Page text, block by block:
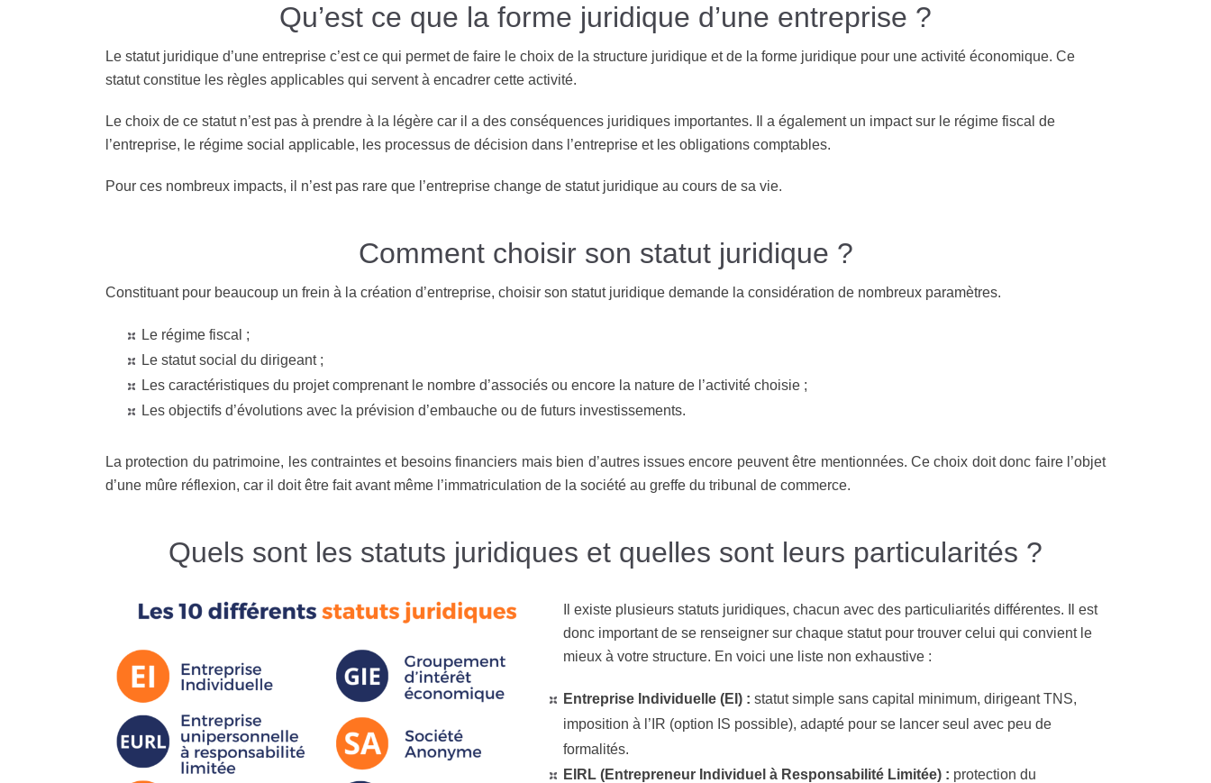
Qu’est ce que la forme juridique d’une entreprise ?
Le statut juridique d’une entreprise c’est ce qui permet de faire le choix de la structure juridique et de la forme juridique pour une activité économique. Ce
statut constitue les règles applicables qui servent à encadrer cette activité.
Le choix de ce statut n’est pas à prendre à la légère car il a des conséquences juridiques importantes. Il a également un impact sur le régime fiscal de
l’entreprise, le régime social applicable, les processus de décision dans l’entreprise et les obligations comptables.
Pour ces nombreux impacts, il n’est pas rare que l’entreprise change de statut juridique au cours de sa vie.
Comment choisir son statut juridique ?
Constituant pour beaucoup un frein à la création d’entreprise, choisir son statut juridique demande la considération de nombreux paramètres.
Le régime fiscal ;
Le statut social du dirigeant ;
Les caractéristiques du projet comprenant le nombre d’associés ou encore la nature de l’activité choisie ;
Les objectifs d’évolutions avec la prévision d’embauche ou de futurs investissements.
La protection du patrimoine, les contraintes et besoins financiers mais bien d’autres issues encore peuvent être mentionnées. Ce choix doit donc faire l’objet
d’une mûre réflexion, car il doit être fait avant même l’immatriculation de la société au greffe du tribunal de commerce.
Quels sont les statuts juridiques et quelles sont leurs particularités ?
Il existe plusieurs statuts juridiques, chacun avec des particuliarités différentes. Il est
donc important de se renseigner sur chaque statut pour trouver celui qui convient le
mieux à votre structure. En voici une liste non exhaustive :
Entreprise Individuelle (EI) : statut simple sans capital minimum, dirigeant TNS,
imposition à l’IR (option IS possible), adapté pour se lancer seul avec peu de
formalités.
EIRL (Entrepreneur Individuel à Responsabilité Limitée) : protection du